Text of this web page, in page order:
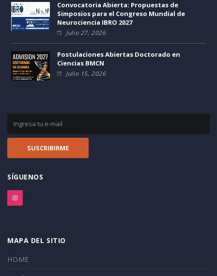
Convocatoria Abierta: Propuestas de
Simposios para el Congreso Mundial de
Neurociencia IBRO 2027
Julio 27, 2026
Postulaciones Abiertas Doctorado en
Ciencias BMCN
Julio 15, 2026
SÍGUENOS
MAPA DEL SITIO
HOME